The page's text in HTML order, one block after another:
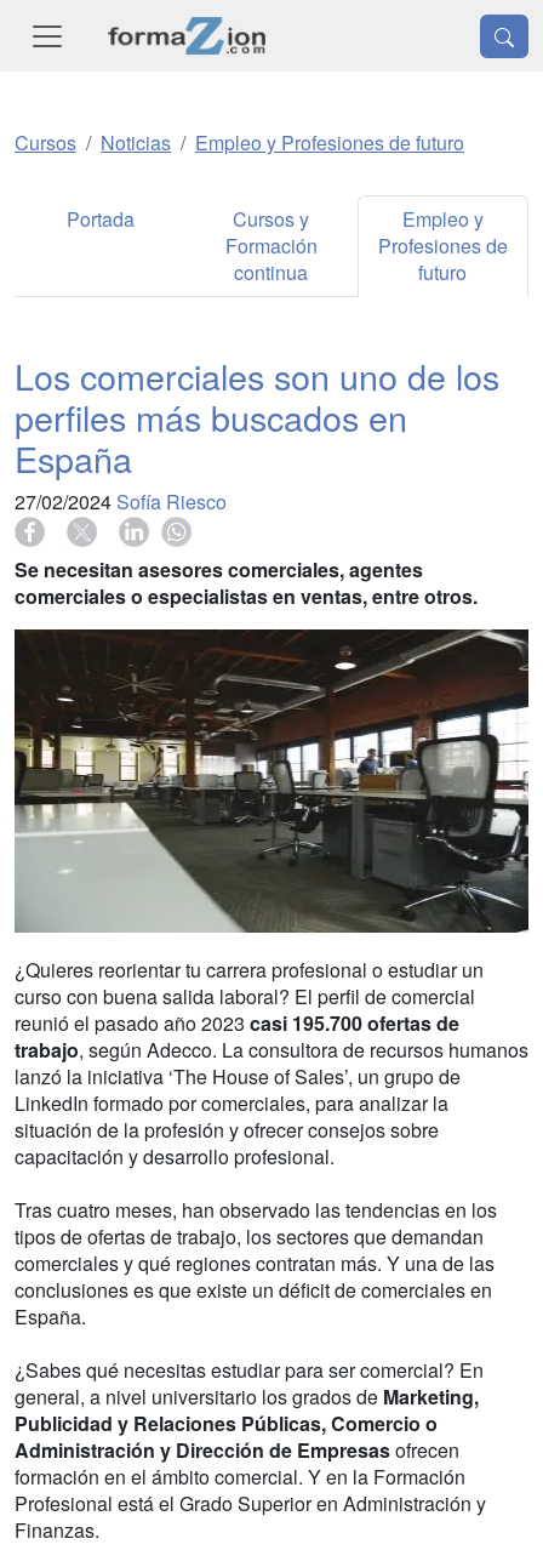
Cursos Noticias Empleo y Profesiones de futuro
Portada
Cursos y
Formación
continua
Empleo y
Profesiones de
futuro
Los comerciales son uno de los
perfiles más buscados en
España
27/02/2024 Sofía Riesco
Se necesitan asesores comerciales, agentes
comerciales o especialistas en ventas, entre otros.
¿Quieres reorientar tu carrera profesional o estudiar un
curso con buena salida laboral? El perfil de comercial
reunió el pasado año 2023 casi 195.700 ofertas de
trabajo, según Adecco. La consultora de recursos humanos
lanzó la iniciativa ‘The House of Sales’, un grupo de
LinkedIn formado por comerciales, para analizar la
situación de la profesión y ofrecer consejos sobre
capacitación y desarrollo profesional.
Tras cuatro meses, han observado las tendencias en los
tipos de ofertas de trabajo, los sectores que demandan
comerciales y qué regiones contratan más. Y una de las
conclusiones es que existe un déficit de comerciales en
España.
¿Sabes qué necesitas estudiar para ser comercial? En
general, a nivel universitario los grados de Marketing,
Publicidad y Relaciones Públicas, Comercio o
Administración y Dirección de Empresasofrecen
formación en el ámbito comercial. Y en la Formación
Profesional está el Grado Superior en Administración y
Finanzas.